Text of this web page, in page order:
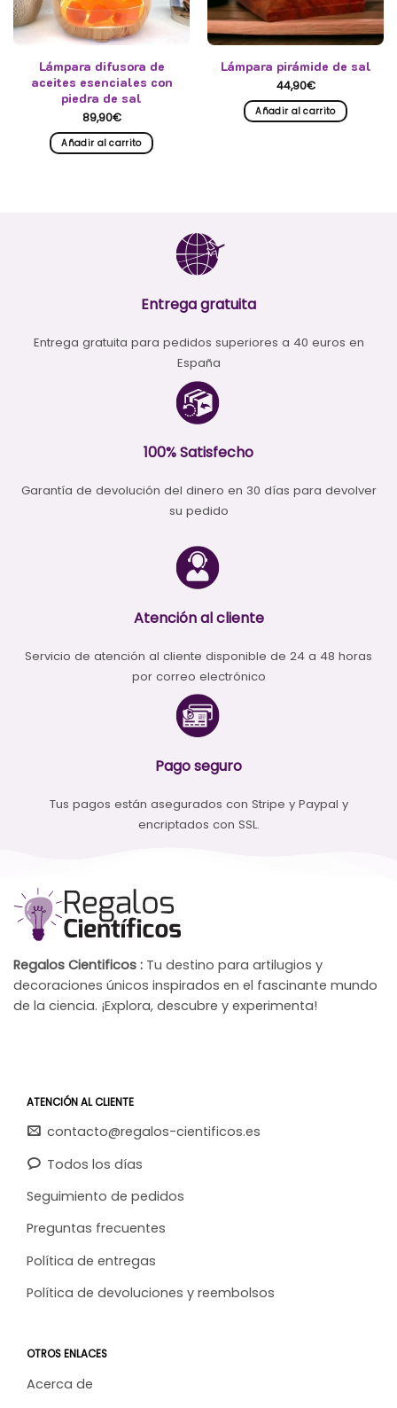
Lámpara difusora de
aceites esenciales con
piedra de sal
89,90€
Añadir al carrito
Lámpara pirámide de sal
44,90€
Añadir al carrito
Entrega gratuita
Entrega gratuita para pedidos superiores a 40 euros en
España
100% Satisfecho
Garantía de devolución del dinero en 30 días para devolver
su pedido
Atención al cliente
Servicio de atención al cliente disponible de 24 a 48 horas
por correo electrónico
Pago seguro
Tus pagos están asegurados con Stripe y Paypal y
encriptados con SSL.
Regalos Cientificos : Tu destino para artilugios y
decoraciones únicos inspirados en el fascinante mundo
de la ciencia. ¡Explora, descubre y experimenta!
ATENCIÓN AL CLIENTE
contacto@regalos-cientificos.es
Todos los días
Seguimiento de pedidos
Preguntas frecuentes
Política de entregas
Política de devoluciones y reembolsos
OTROS ENLACES
Acerca de